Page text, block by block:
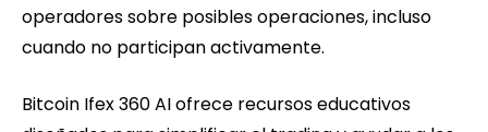
operadores sobre posibles operaciones, incluso
cuando no participan activamente.
Bitcoin Ifex 360 AI ofrece recursos educativos